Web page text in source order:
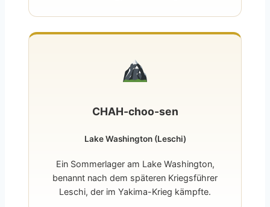
CHAH-choo-sen
Lake Washington (Leschi)
Ein Sommerlager am Lake Washington,
benannt nach dem späteren Kriegsführer
Leschi, der im Yakima-Krieg kämpfte.